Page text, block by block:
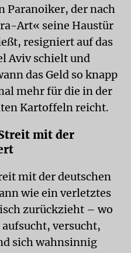
Paranoiker, der nach
Art« seine Haustür
resigniert auf das
Aviv schielt und
das Geld so knapp
mehr für die in der
Kartoffeln reicht.
mit der
mit der deutschen
wie ein verletztes
zurückzieht – wo
versucht,
sich wahnsinnig